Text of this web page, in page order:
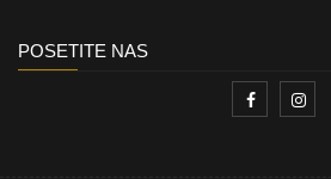
POSETITE NAS